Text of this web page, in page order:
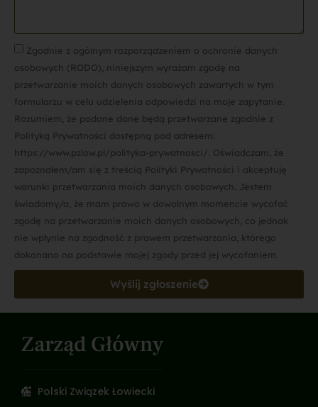
Zgodnie z ogólnym rozporządzeniem o ochronie danych
osobowych (RODO), niniejszym wyrażam zgodę na
przetwarzanie moich danych osobowych zawartych w tym
formularzu w celu udzielenia odpowiedzi na moje zapytanie.
Rozumiem, że podane dane będą przetwarzane zgodnie z
Polityką Prywatności dostępną pod adresem:
https://www.pzlow.pl/polityka-prywatnosci/. Oświadczam, że
zapoznałem/am się z treścią Polityki Prywatności i akceptuję
warunki przetwarzania moich danych osobowych. Jestem
świadomy/a, że mam prawo w dowolnym momencie wycofać
zgodę na przetwarzanie moich danych osobowych, co jednak
nie wpłynie na zgodność z prawem przetwarzania, którego
dokonano na podstawie mojej zgody przed jej wycofaniem.
Wyślij zgłoszenie
Zarząd Główny
Polski Związek Łowiecki